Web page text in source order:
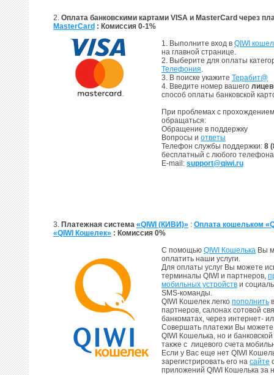
2. Оплата банковскими картами VISA и MasterCard через
MasterCard : Комиссия 0-1%
1. Выполните вход в QIWI
на главной странице.
2. Выберите для оплаты
Телефония.
3. В поиске укажите Терабит@
4. Введите номер вашего
способ оплаты банковской
При проблемах с
обращаться:
Обращение в поддержку
Вопросы и ответы
Телефон службы поддержки: 8
бесплатный с любого
E-mail: support@qiwi.ru
3. Платежная система «QIWI (КИВИ)» : Оплата кошельком
«QIWI Кошелек» : Комиссия 0%
С помощью QIWI Кошелька Вы
оплатить наши услуги.
Для оплаты услуг Вы можете
терминалы QIWI и партнеров,
мобильных устройств и
SMS-команды.
QIWI Кошелек легко пополнить
партнеров, салонах сотовой
банкоматах, через интернет-
Совершать платежи Вы можете
QIWI Кошелька, но и
также с лицевого счета
Если у Вас еще нет QIWI
зарегистрировать его на сайте
приложений QIWI Кошелька за